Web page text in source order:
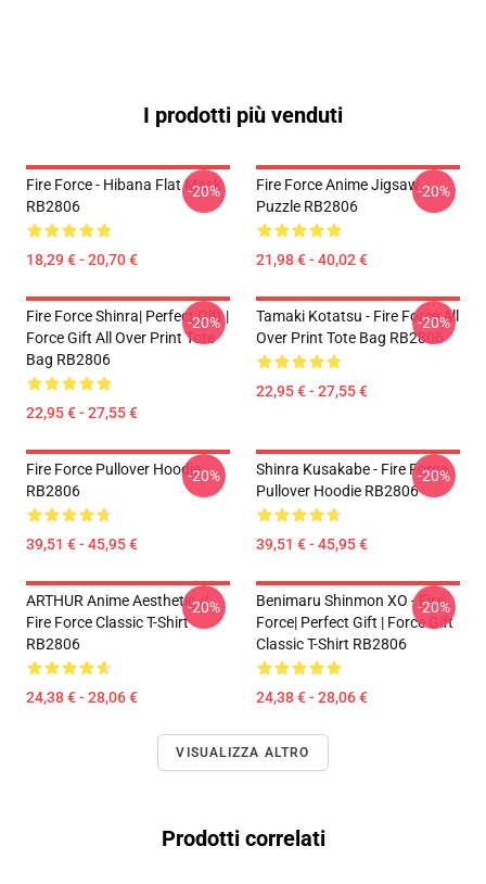
I prodotti più venduti
Fire Force - Hibana Flat Mask
RB2806
18,29 € - 20,70 €
-20%
Fire Force Anime Jigsaw
Puzzle RB2806
21,98 € - 40,02 €
-20%
Fire Force Shinra| Perfect Gift |
Force Gift All Over Print Tote
Bag RB2806
22,95 € - 27,55 €
-20%
Tamaki Kotatsu - Fire Force All
Over Print Tote Bag RB2806
22,95 € - 27,55 €
-20%
Fire Force Pullover Hoodie
RB2806
39,51 € - 45,95 €
-20%
Shinra Kusakabe - Fire Force
Pullover Hoodie RB2806
39,51 € - 45,95 €
-20%
ARTHUR Anime Aesthetic //
Fire Force Classic T-Shirt
RB2806
24,38 € - 28,06 €
-20%
Benimaru Shinmon XO - Fire
Force| Perfect Gift | Force Gift
Classic T-Shirt RB2806
24,38 € - 28,06 €
-20%
VISUALIZZA ALTRO
Prodotti correlati